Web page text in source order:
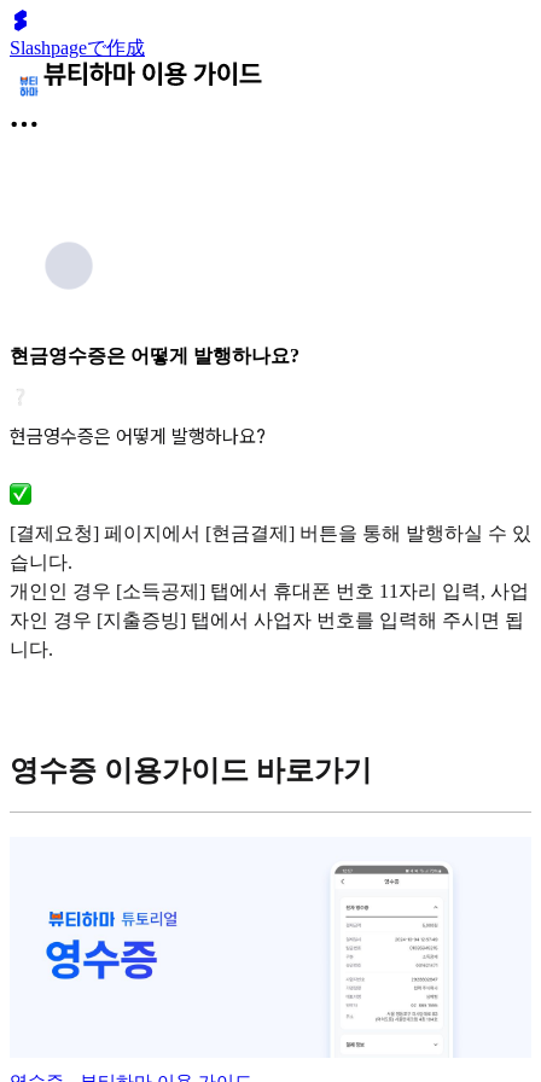
Slashpageで作成
현금영수증은 어떻게 발행하나요?
현금영수증은 어떻게 발행하나요?
[결제요청] 페이지에서 [현금결제] 버튼을 통해 발행하실 수 있
습니다.
개인인 경우 [소득공제] 탭에서 휴대폰 번호 11자리 입력, 사업
자인 경우 [지출증빙] 탭에서 사업자 번호를 입력해 주시면 됩
니다.
영수증 이용가이드 바로가기